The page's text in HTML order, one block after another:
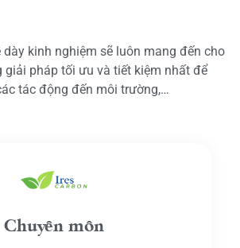
kinh nghiệm sẽ luôn mang đến cho
giải pháp tối ưu và tiết kiệm nhất để
tác động đến môi trường,…
Chuyên môn